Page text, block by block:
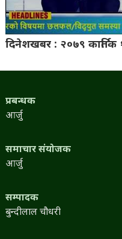
दिनेशखबर : २०७९ कार्तिक
प्रबन्धक
आर्जु
समाचार संयोजक
आर्जु
सम्पादक
बुन्दीलाल चौधरी